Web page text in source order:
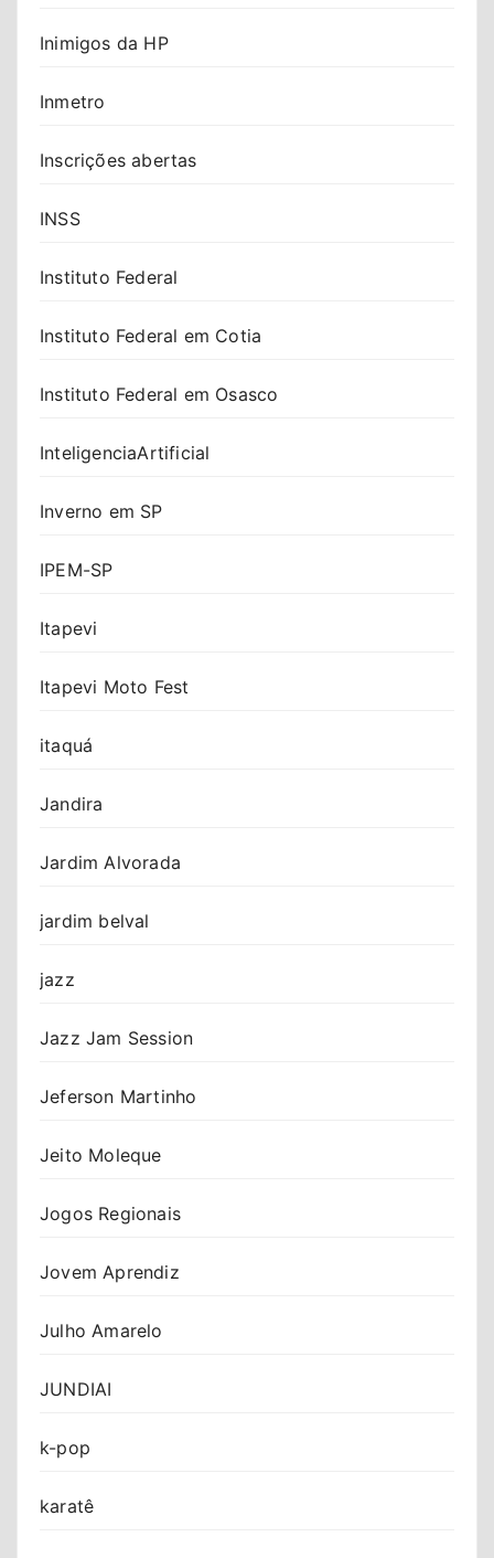
Inimigos da HP
Inmetro
Inscrições abertas
INSS
Instituto Federal
Instituto Federal em Cotia
Instituto Federal em Osasco
InteligenciaArtificial
Inverno em SP
IPEM-SP
Itapevi
Itapevi Moto Fest
itaquá
Jandira
Jardim Alvorada
jardim belval
jazz
Jazz Jam Session
Jeferson Martinho
Jeito Moleque
Jogos Regionais
Jovem Aprendiz
Julho Amarelo
JUNDIAI
k-pop
karatê